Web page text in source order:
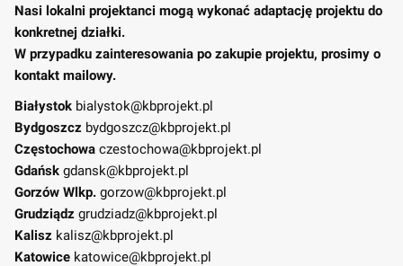
Nasi lokalni projektanci mogą wykonać adaptację projektu do
konkretnej działki.
W przypadku zainteresowania po zakupie projektu, prosimy o
kontakt mailowy.
Białystok bialystok@kbprojekt.pl
Bydgoszcz bydgoszcz@kbprojekt.pl
Częstochowa czestochowa@kbprojekt.pl
Gdańsk gdansk@kbprojekt.pl
Gorzów Wlkp. gorzow@kbprojekt.pl
Grudziądz grudziadz@kbprojekt.pl
Kalisz kalisz@kbprojekt.pl
Katowice katowice@kbprojekt.pl